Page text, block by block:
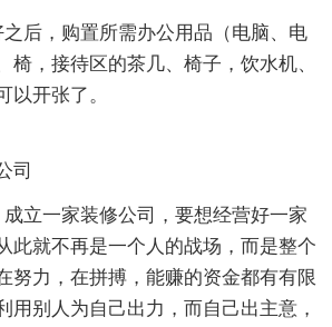
后，购置所需办公用品（电脑、电
椅，接待区的茶几、椅子，饮水机、
以开张了。
司
立一家装修公司，要想经营好一家
此就不再是一个人的战场，而是整个
努力，在拼搏，能赚的资金都有有限
用别人为自己出力，而自己出主意，